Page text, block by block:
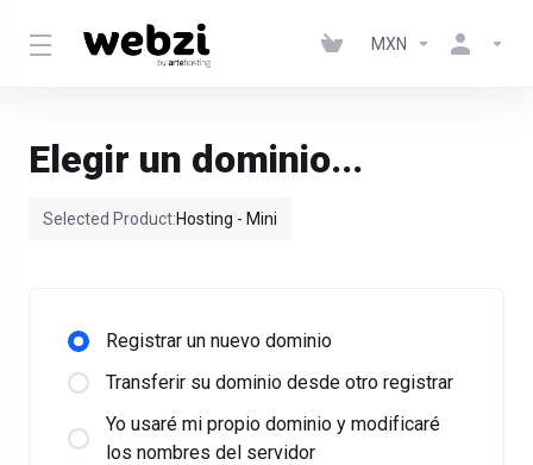
MXN
Elegir un dominio...
Selected Product:Hosting - Mini
Registrar un nuevo dominio
Transferir su dominio desde otro registrar
Yo usaré mi propio dominio y modificaré
los nombres del servidor